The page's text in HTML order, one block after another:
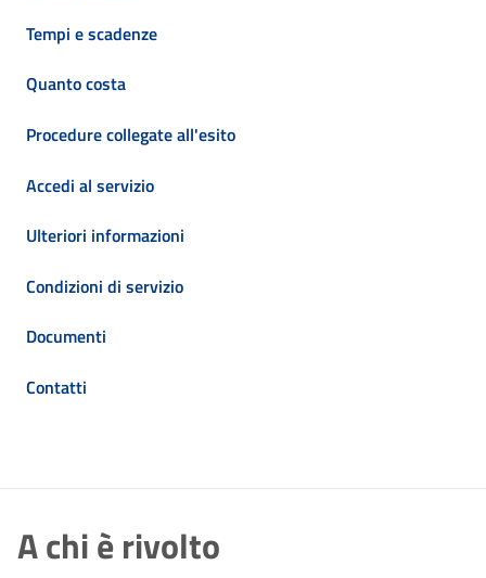
Tempi e scadenze
Quanto costa
Procedure collegate all'esito
Accedi al servizio
Ulteriori informazioni
Condizioni di servizio
Documenti
Contatti
A chi è rivolto